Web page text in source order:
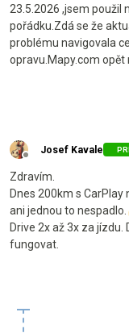
23.5.2026 ,jsem použil
pořádku.Zdá se že
problému navigovala
opravu.Mapy.com opět
Offline
Josef Kavale
Zdravím.
Dnes 200km s
ani jednou to nespadlo.
Drive 2x až 3x za
fungovat.